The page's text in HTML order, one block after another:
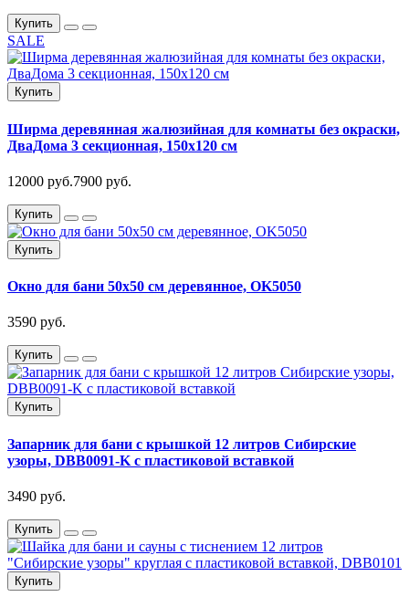
Купить
SALE
Купить
Ширма деревянная жалюзийная для комнаты без окраски,
ДваДома 3 секционная, 150х120 см
12000 руб.7900 руб.
Купить
Купить
Окно для бани 50х50 см деревянное, OK5050
3590 руб.
Купить
Купить
Запарник для бани с крышкой 12 литров Сибирские
узоры, DBB0091-K с пластиковой вставкой
3490 руб.
Купить
Купить